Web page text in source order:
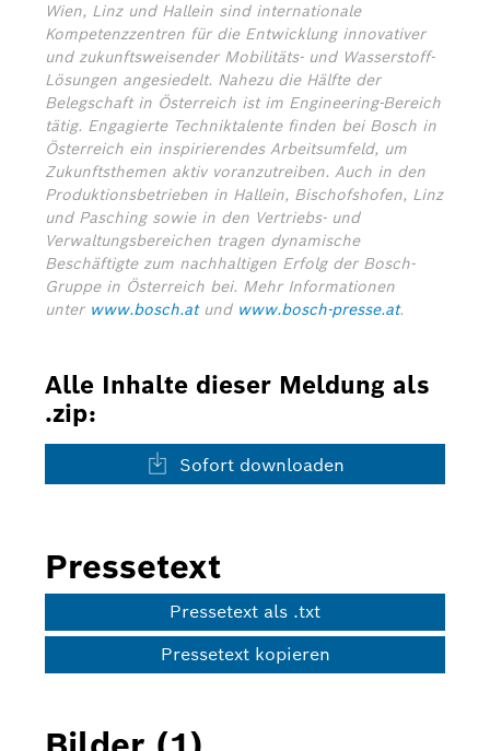
Wien, Linz und Hallein sind internationale
Kompetenzzentren für die Entwicklung innovativer
und zukunftsweisender Mobilitäts- und Wasserstoff-
Lösungen angesiedelt. Nahezu die Hälfte der
Belegschaft in Österreich ist im Engineering-Bereich
tätig. Engagierte Techniktalente finden bei Bosch in
Österreich ein inspirierendes Arbeitsumfeld, um
Zukunftsthemen aktiv voranzutreiben. Auch in den
Produktionsbetrieben in Hallein, Bischofshofen, Linz
und Pasching sowie in den Vertriebs- und
Verwaltungsbereichen tragen dynamische
Beschäftigte zum nachhaltigen Erfolg der Bosch-
Gruppe in Österreich bei. Mehr Informationen
unter www.bosch.atund www.bosch-presse.at.
Alle Inhalte dieser Meldung als
.zip:
Sofort downloaden
Pressetext
Pressetext als .txt
Pressetext kopieren